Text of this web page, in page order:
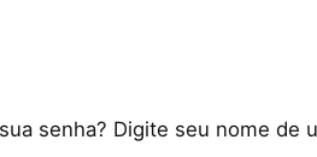
senha? Digite seu nome de